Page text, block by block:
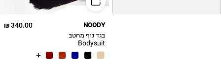
340.00 ₪ NOODY
בגד גוף מחטב
Bodysuit